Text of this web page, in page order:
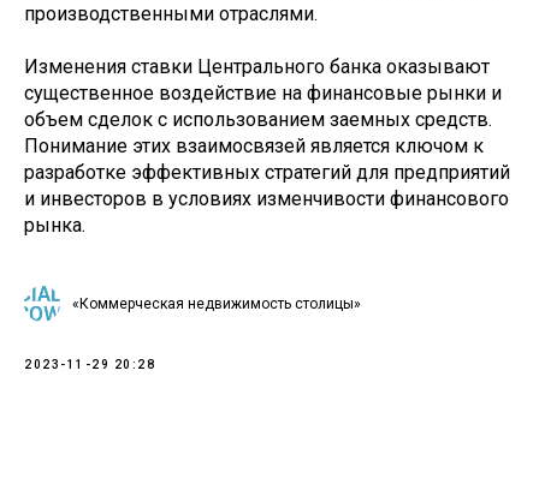
производственными отраслями.
Изменения ставки Центрального банка оказывают
существенное воздействие на финансовые рынки и
объем сделок с использованием заемных средств.
Понимание этих взаимосвязей является ключом к
разработке эффективных стратегий для предприятий
и инвесторов в условиях изменчивости финансового
рынка.
«Коммерческая недвижимость столицы»
2023-11-29 20:28